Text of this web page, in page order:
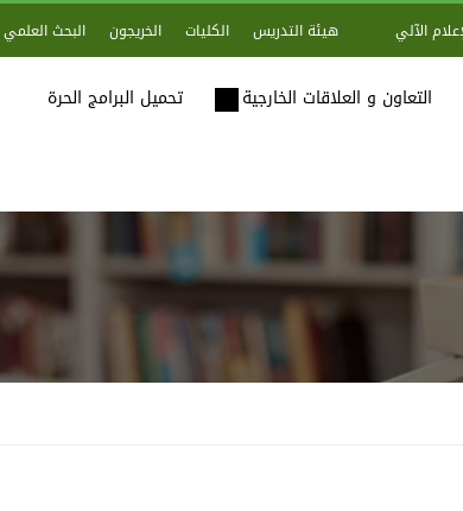
الآلي هيئة التدريس الكليات الخريجون البحث العلمي
التعاون و العلاقات الخارجية تحميل البرامج الحرة